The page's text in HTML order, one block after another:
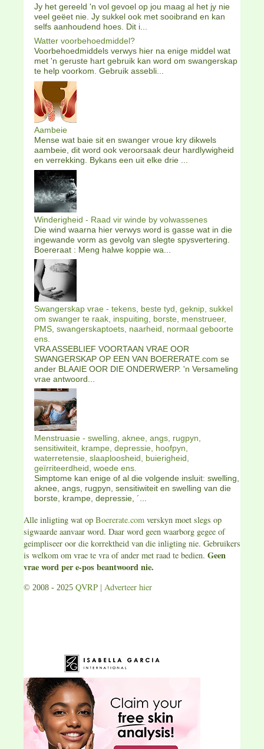
Jy het gereeld 'n vol gevoel op jou maag al het jy nie
veel geëet nie. Jy sukkel ook met sooibrand en kan
selfs aanhoudend hoes. Dit i...
Watter voorbehoedmiddel?
Voorbehoedmiddels verwys hier na enige middel wat
met 'n geruste hart gebruik kan word om swangerskap
te help voorkom. Gebruik assebli...
Aambeie
Mense wat baie sit en swanger vroue kry dikwels
aambeie, dit word ook veroorsaak deur hardlywigheid
en verrekking. Bykans een uit elke drie ...
Winderigheid - Raad vir winde by volwassenes
Die wind waarna hier verwys word is gasse wat in die
ingewande vorm as gevolg van slegte spysvertering.
Boereraat : Meng halwe koppie wa...
Swangerskap vrae - tekens, beste tyd, geknip, sukkel
om swanger te raak, inspuiting, borste, menstrueer,
PMS, swangerskaptoets, naarheid, normaal geboorte
ens.
VRA ASSEBLIEF VOORTAAN VRAE OOR
SWANGERSKAP OP EEN VAN BOERERATE.com se
ander BLAAIE OOR DIE ONDERWERP. 'n Versameling
vrae antwoord...
Menstruasie - swelling, aknee, angs, rugpyn,
sensitiwiteit, krampe, depressie, hoofpyn,
waterretensie, slaaploosheid, buierigheid,
geïrriteerdheid, woede ens.
Simptome kan enige of al die volgende insluit: swelling,
aknee, angs, rugpyn, sensitiwiteit en swelling van die
borste, krampe, depressie, ´...
Alle inligting wat op Boererate.com verskyn moet slegs op
sigwaarde aanvaar word. Daar word geen waarborg gegee of
geimpliseer oor die korrektheid van die inligting nie. Gebruikers
is welkom om vrae te vra of ander met raad te bedien. Geen
vrae word per e-pos beantwoord nie.
© 2008 - 2025 QVRP | Adverteer hier